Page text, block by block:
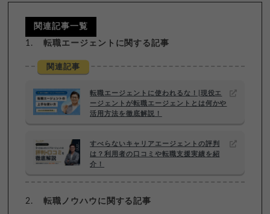
関連記事一覧
転職エージェントに関する記事
関連記事
転職エージェントに使われるな！|現役エ
ージェントが転職エージェントとは何かや
活用方法を徹底解説！
すべらないキャリアエージェントの評判
は？利用者の口コミや転職支援実績を紹
介！
転職ノウハウに関する記事